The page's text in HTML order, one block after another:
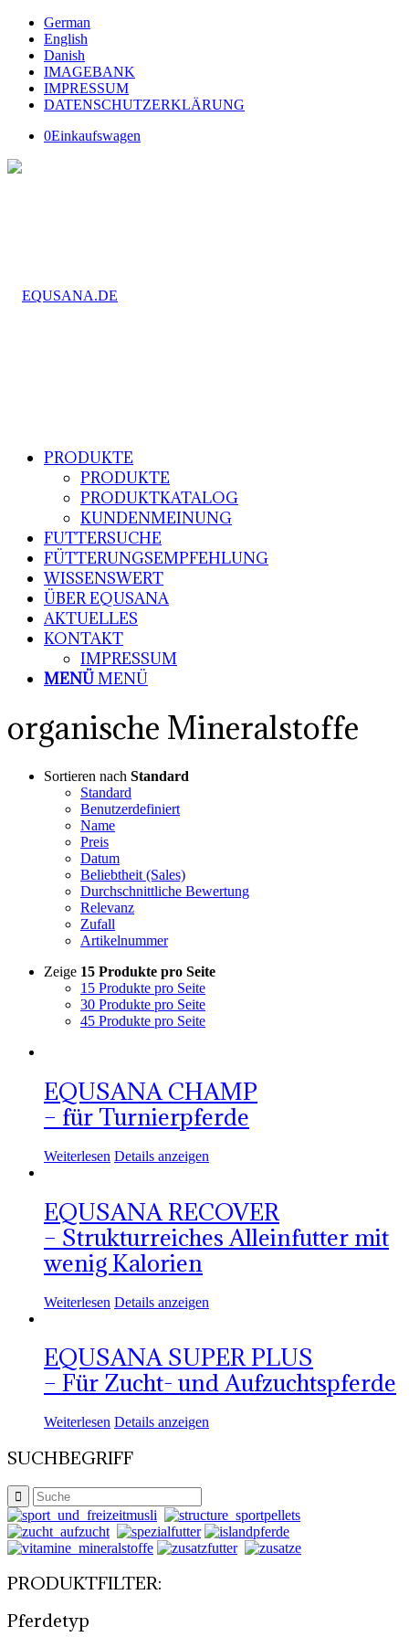
German
English
Danish
IMAGEBANK
IMPRESSUM
DATENSCHUTZERKLÄRUNG
0Einkaufswagen
PRODUKTE
PRODUKTE
PRODUKTKATALOG
KUNDENMEINUNG
FUTTERSUCHE
FÜTTERUNGSEMPFEHLUNG
WISSENSWERT
ÜBER EQUSANA
AKTUELLES
KONTAKT
IMPRESSUM
MENÜMENÜ
organische Mineralstoffe
Sortieren nach Standard
Standard
Benutzerdefiniert
Name
Preis
Datum
Beliebtheit (Sales)
Durchschnittliche Bewertung
Relevanz
Zufall
Artikelnummer
Zeige 15 Produkte pro Seite
15 Produkte pro Seite
30 Produkte pro Seite
45 Produkte pro Seite
EQUSANA CHAMP
– für Turnierpferde
Weiterlesen Details anzeigen
EQUSANA RECOVER
– Strukturreiches Alleinfutter mit
wenig Kalorien
Weiterlesen Details anzeigen
EQUSANA SUPER PLUS
– Für Zucht- und Aufzuchtspferde
Weiterlesen Details anzeigen
SUCHBEGRIFF
PRODUKTFILTER:
Pferdetyp